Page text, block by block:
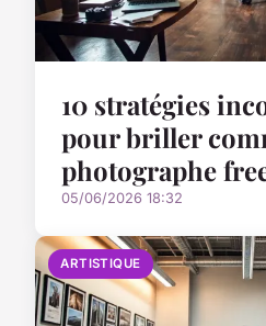
10 stratégies
pour briller
photographe
05/06/2026 18:32
ARTISTIQUE